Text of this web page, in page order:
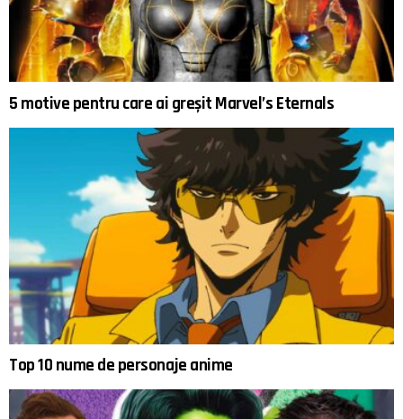
5 motive pentru care ai greșit Marvel’s Eternals
Top 10 nume de personaje anime